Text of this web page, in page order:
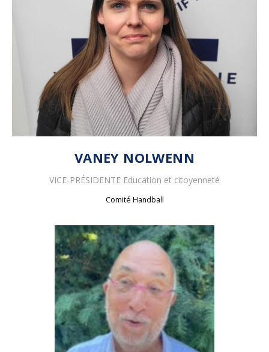
VANEY NOLWENN
VICE-PRÉSIDENTE Education et citoyenneté
Comité Handball